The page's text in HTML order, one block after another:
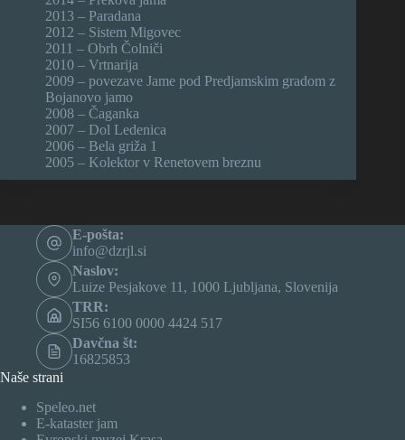
2013 – Paradana
2012 – Sistem Migovec
2011 – Obrh Čolniči
2010 – Vrtnarija
2009 – povezave Jame pod Predjamskim gradom z
Bojanovo jamo
2008 – Čaganka
2007 – Dol Ledenica
2006 – Bela griža 1
2005 – Kolektor v Renetovem breznu
E-pošta:
info@dzrjl.si
Naslov:
Luize Pesjakove 11, 1000 Ljubljana, Slovenija
TRR:
SI56 6100 0000 4424 517
Davčna št:
16825853
Naše strani
Speleo.net
E-kataster jam